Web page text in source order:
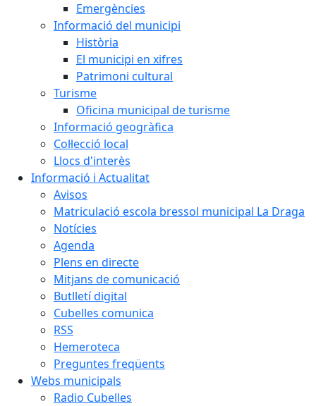
Emergències
Informació del municipi
Història
El municipi en xifres
Patrimoni cultural
Turisme
Oficina municipal de turisme
Informació geogràfica
Col·lecció local
Llocs d'interès
Informació i Actualitat
Avisos
Matriculació escola bressol municipal La Draga
Notícies
Agenda
Plens en directe
Mitjans de comunicació
Butlletí digital
Cubelles comunica
RSS
Hemeroteca
Preguntes freqüents
Webs municipals
Radio Cubelles